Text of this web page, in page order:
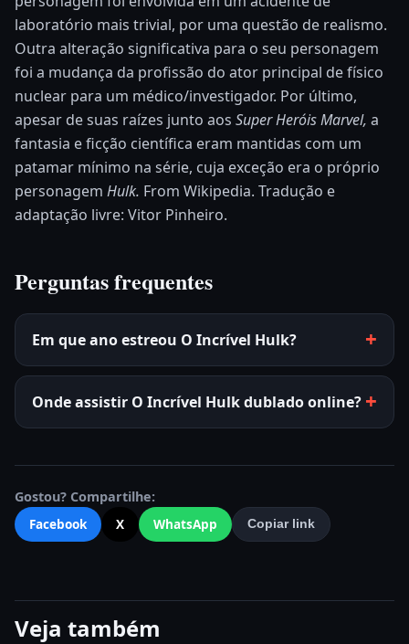
laboratório mais trivial, por uma questão de realismo.
Outra alteração significativa para o seu personagem
foi a mudança da profissão do ator principal de físico
nuclear para um médico/investigador. Por último,
apesar de suas raízes junto aos Super Heróis Marvel, a
fantasia e ficção científica eram mantidas com um
patamar mínimo na série, cuja exceção era o próprio
personagem Hulk. From Wikipedia. Tradução e
adaptação livre: Vitor Pinheiro.
Perguntas frequentes
Em que ano estreou O Incrível Hulk?
Onde assistir O Incrível Hulk dublado online?
Gostou? Compartilhe:
Facebook
X WhatsApp Copiar link
Veja também